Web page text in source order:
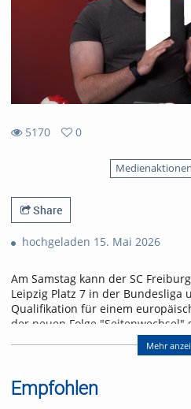
5170
0
Medienaktionen
Share
hochgeladen 15. Mai 2026
Am Samstag kann der SC
Leipzig Platz 7 in der Bundesliga
Qualifikation für einem
der neuen Folge "Seitenwechsel"
über das letzte Heimspiel der
Referent/in:
Andreas Nagel
Mehr
Empfohlen